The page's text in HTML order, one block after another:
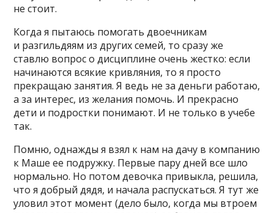
не стоит.
Когда я пытаюсь помогать двоечникам
и разгильдяям из других семей, то сразу же
ставлю вопрос о дисциплине очень жестко: если
начинаются всякие кривляния, то я просто
прекращаю занятия. Я ведь не за деньги работаю,
а за интерес, из желания помочь. И прекрасно
дети и подростки понимают. И не только в учебе
так.
Помню, однажды я взял к нам на дачу в компанию
к Маше ее подружку. Первые пару дней все шло
нормально. Но потом девочка привыкла, решила,
что я добрый дядя, и начала распускаться. Я тут же
уловил этот момент (дело было, когда мы втроем